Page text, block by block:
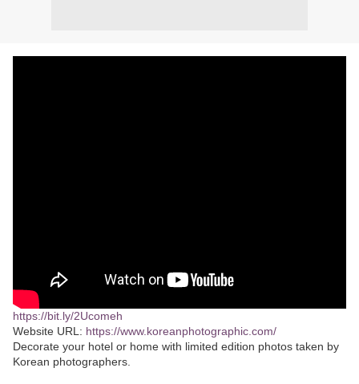
https://bit.ly/2Ucomeh
Website URL: https://www.koreanphotographic.com/
Decorate your hotel or home with limited edition photos taken by
Korean photographers.